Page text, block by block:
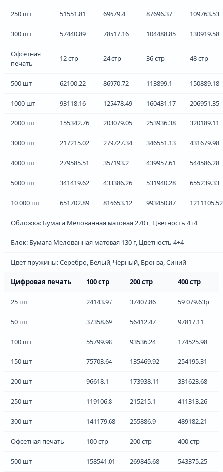
250 шт 51551.81 69679.4 87696.37 109763.53
300 шт 57440.89 78517.16 104488.85 130919.58
Офсетная
печать
12 стр 24 стр 36 стр 48 стр
500 шт 62100.22 86970.72 113899.1 150889.18
1000 шт 93118.16 125478.49 160431.17 206951.35
2000 шт 155342.76 203079.05 253936.38 320189.11
3000 шт 217215.02 279727.34 346551.13 431679.98
4000 шт 279585.51 357193.2 439957.61 544586.28
5000 шт 341419.62 433386.26 531940.28 655239.33
10 000 шт 651702.89 816653.12 993450.87 1211105.52
Обложка: Бумага Мелованная матовая 270 г, Цветность 4+4
Блок: Бумага Мелованная матовая 130 г, Цветность 4+4
Цвет пружины: Серебро, Белый, Черный, Бронза, Синий
Цифровая печать 100 стр 200 стр 400 стр
25 шт 24143.97 37407.86 59 079.63р
50 шт 37358.69 56412.47 97817.11
100 шт 55799.98 93536.24 174525.98
150 шт 75703.64 135469.92 254195.31
200 шт 96618.1 173938.11 331623.68
250 шт 119106.8 215215.1 411313.26
300 шт 141179.68 255886.9 489182.21
Офсетная печать 100 стр 200 стр 400 стр
500 шт 158541.01 269845.68 543375.25